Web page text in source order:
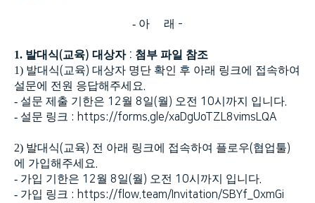
- 아 래 -
1. 발대식(교육) 대상자: 첨부 파일 참조
1) 발대식(교육) 대상자 명단 확인 후 아래 링크에 접속하여
설문에 전원 응답해주세요.
- 설문 제출 기한은 12월 8일(월) 오전 10시까지 입니다.
- 설문 링크 : https://forms.gle/xaDgUoTZL8vimsLQA
2) 발대식(교육) 전 아래 링크에 접속하여 플로우(협업툴)
에 가입해주세요.
- 가입 기한은 12월 8일(월) 오전 10시까지 입니다.
- 가입 링크 : https://flow.team/Invitation/SBYf_0xmGi